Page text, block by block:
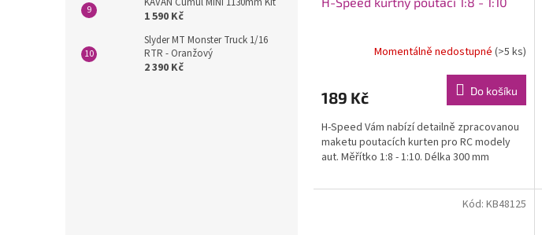
1 590 Kč
Slyder MT Monster Truck 1/16
RTR - Oranžový
2 390 Kč
Momentálně nedostupné (>5 ks)
189 Kč Do košíku
H-Speed Vám nabízí detailně zpracovanou
maketu poutacích kurten pro RC modely
aut. Měřítko 1:8 - 1:10. Délka 300 mm
Kód: KB48125